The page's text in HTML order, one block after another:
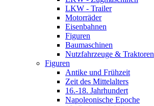
LKW - Trailer
Motorräder
Eisenbahnen
Figuren
Baumaschinen
Nutzfahrzeuge & Traktoren
Figuren
Antike und Frühzeit
Zeit des Mittelalters
16.-18. Jahrhundert
Napoleonische Epoche